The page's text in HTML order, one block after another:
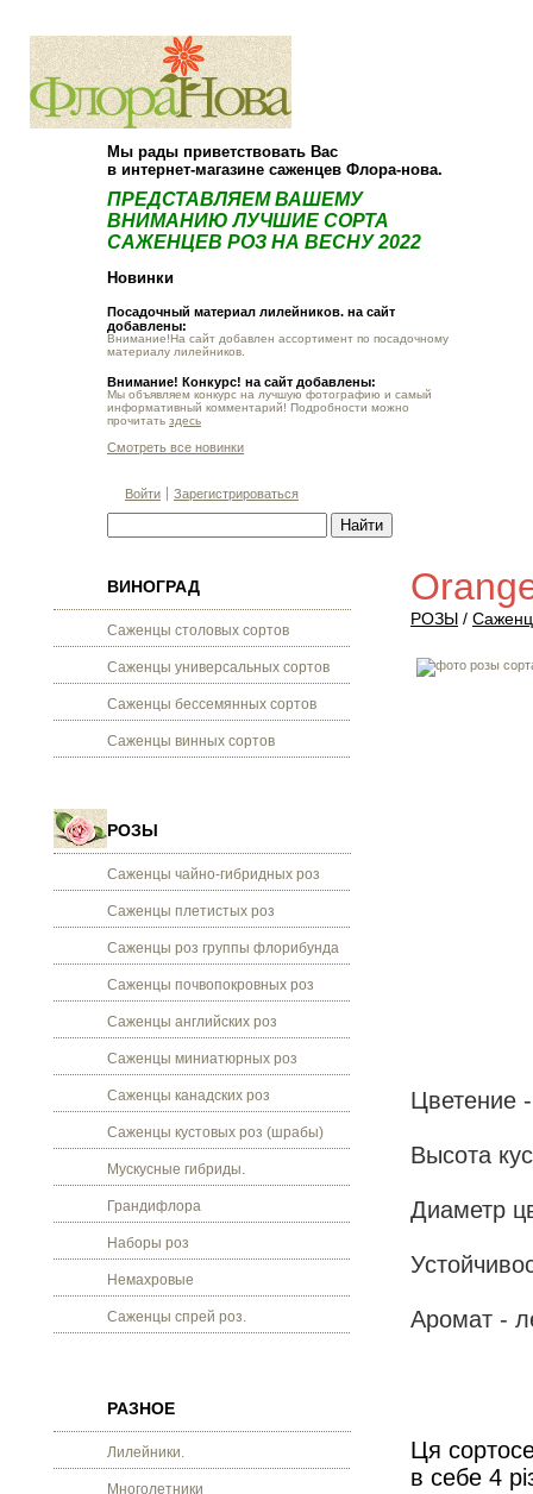
Мы рады приветствовать Вас
в интернет-магазине саженцев Флора-нова.
ПРЕДСТАВЛЯЕМ ВАШЕМУ
ВНИМАНИЮ ЛУЧШИЕ СОРТА
САЖЕНЦЕВ РОЗ НА ВЕСНУ 2022
Новинки
Посадочный материал лилейников. на сайт
добавлены:
Внимание!На сайт добавлен ассортимент по посадочному
материалу лилейников.
Внимание! Конкурс! на сайт добавлены:
Мы объявляем конкурс на лучшую фотографию и самый
информативный комментарий! Подробности можно
прочитать здесь
Смотреть все новинки
Войти Зарегистрироваться
ВИНОГРАД
Саженцы столовых сортов
Саженцы универсальных сортов
Саженцы бессемянных сортов
Саженцы винных сортов
РОЗЫ
Саженцы чайно-гибридных роз
Саженцы плетистых роз
Саженцы роз группы флорибунда
Саженцы почвопокровных роз
Саженцы английских роз
Саженцы миниатюрных роз
Саженцы канадских роз
Саженцы кустовых роз (шрабы)
Мускусные гибриды.
Грандифлора
Наборы роз
Немахровые
Саженцы спрей роз.
РАЗНОЕ
Лилейники.
Многолетники
РОЗЫ /
Цветение
Высота
Диаметр
Аромат -
Ця
в себе 4